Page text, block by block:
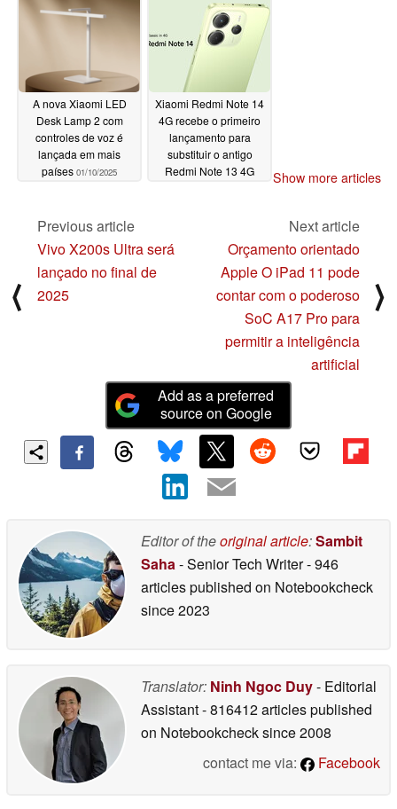
01/10/2025
A nova Xiaomi LED
Desk Lamp 2 com
controles de voz é
lançada em mais
países 01/10/2025
Xiaomi Redmi Note 14
4G recebe o primeiro
lançamento para
substituir o antigo
Redmi Note 13 4G
Show more articles
⟨
Previous article
Vivo X200s Ultra será
lançado no final de
2025
Next article
Orçamento orientado
Apple O iPad 11 pode
contar com o poderoso
SoC A17 Pro para
permitir a inteligência
artificial
⟩
Add as a preferred
source on Google
Editor of theoriginal article:Sambit
Saha- Senior Tech Writer- 946
articles published on Notebookcheck
since 2023
Translator: Ninh Ngoc Duy- Editorial
Assistant- 816412 articles published
on Notebookchecksince 2008
contact me via:
Facebook